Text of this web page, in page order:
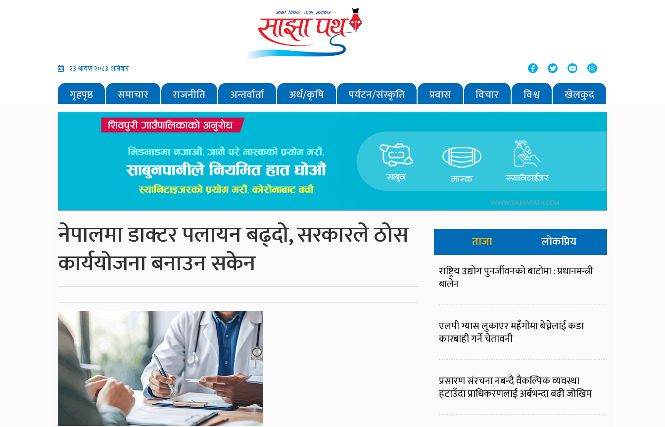
२३ श्रावण २०८३, शनिबार
गृहपृष्ठ समाचार राजनीति अन्तर्वार्ता अर्थ/कृषि पर्यटन/संस्कृति प्रवास विचार विश्व खेलकुद
नेपालमा डाक्टर पलायन बढ्दो, सरकारले ठोस
कार्ययोजना बनाउन सकेन
ताजा लोकप्रिय
राष्ट्रिय उद्योग पुनर्जीवनको बाटोमा : प्रधानमन्त्री
बालेन
एलपी ग्यास लुकाएर महँगोमा बेच्नेलाई कडा
कारबाही गर्ने चेतावनी
प्रसारण संरचना नबन्दै वैकल्पिक व्यवस्था
हटाउँदा प्राधिकरणलाई अर्बभन्दा बढी जोखिम